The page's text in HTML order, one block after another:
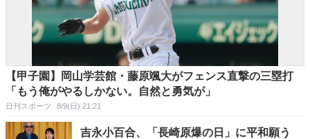
【甲子園】岡山学芸館・藤原颯大がフェンス直撃の三塁打
「もう俺がやるしかない。自然と勇気が」
日刊スポーツ 8/9(日) 21:21
吉永小百合、「長崎原爆の日」に平和願う